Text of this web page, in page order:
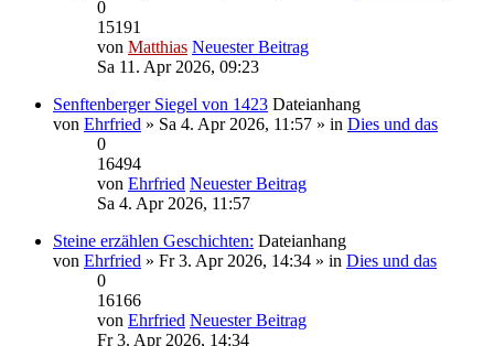
0
15191
von Matthias Neuester Beitrag
Sa 11. Apr 2026, 09:23
Senftenberger Siegel von 1423 Dateianhang
von Ehrfried » Sa 4. Apr 2026, 11:57 » in Dies und das
0
16494
von Ehrfried Neuester Beitrag
Sa 4. Apr 2026, 11:57
Steine erzählen Geschichten: Dateianhang
von Ehrfried » Fr 3. Apr 2026, 14:34 » in Dies und das
0
16166
von Ehrfried Neuester Beitrag
Fr 3. Apr 2026, 14:34